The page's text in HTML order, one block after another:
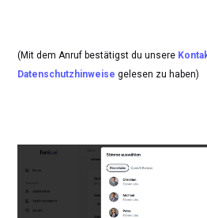
(Mit dem Anruf bestätigst du unsere
Datenschutzhinweise gelesen zu haben)